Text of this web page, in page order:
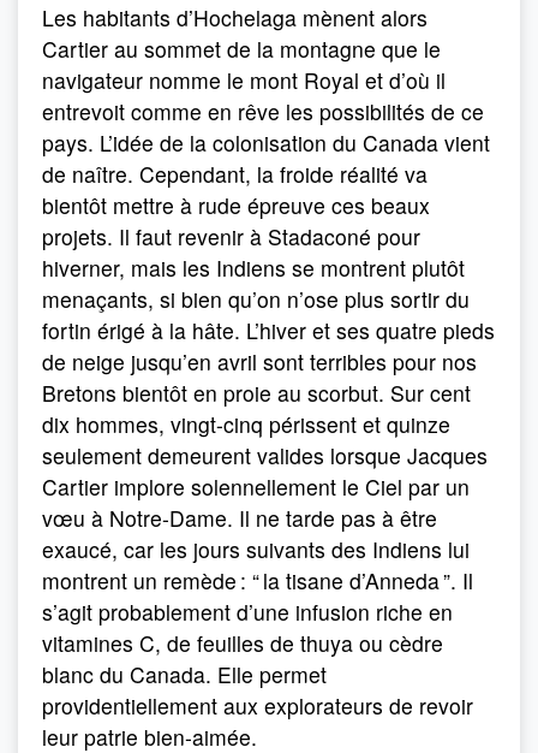
Les habitants d’Hochelaga mènent alors
Cartier au sommet de la montagne que le
navigateur nomme le mont Royal et d’où il
entrevoit comme en rêve les possibilités de ce
pays. L’idée de la colonisation du Canada vient
de naître. Cependant, la froide réalité va
bientôt mettre à rude épreuve ces beaux
projets. Il faut revenir à Stadaconé pour
hiverner, mais les Indiens se montrent plutôt
menaçants, si bien qu’on n’ose plus sortir du
fortin érigé à la hâte. L’hiver et ses quatre pieds
de neige jusqu’en avril sont terribles pour nos
Bretons bientôt en proie au scorbut. Sur cent
dix hommes, vingt-cinq périssent et quinze
seulement demeurent valides lorsque Jacques
Cartier implore solennellement le Ciel par un
vœu à Notre-Dame. Il ne tarde pas à être
exaucé, car les jours suivants des Indiens lui
montrent un remède : “ la tisane d’Anneda ”. Il
s’agit probablement d’une infusion riche en
vitamines C, de feuilles de thuya ou cèdre
blanc du Canada. Elle permet
providentiellement aux explorateurs de revoir
leur patrie bien-aimée.